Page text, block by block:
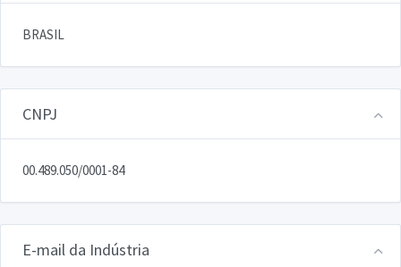
BRASIL
CNPJ
00.489.050/0001-84
E-mail da Indústria